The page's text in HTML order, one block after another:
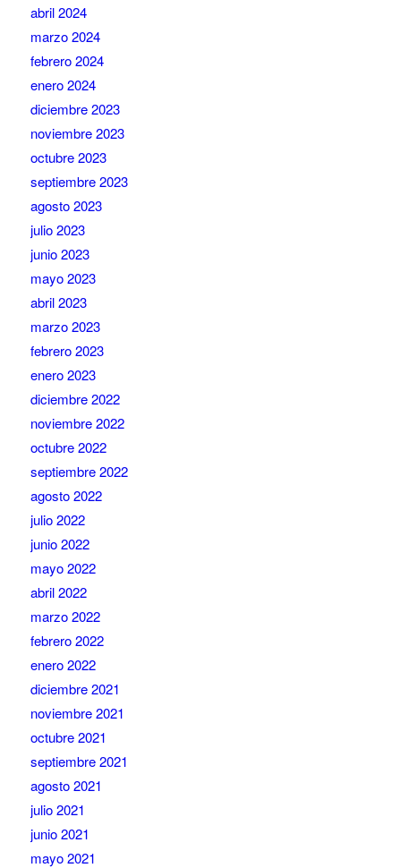
abril 2024
marzo 2024
febrero 2024
enero 2024
diciembre 2023
noviembre 2023
octubre 2023
septiembre 2023
agosto 2023
julio 2023
junio 2023
mayo 2023
abril 2023
marzo 2023
febrero 2023
enero 2023
diciembre 2022
noviembre 2022
octubre 2022
septiembre 2022
agosto 2022
julio 2022
junio 2022
mayo 2022
abril 2022
marzo 2022
febrero 2022
enero 2022
diciembre 2021
noviembre 2021
octubre 2021
septiembre 2021
agosto 2021
julio 2021
junio 2021
mayo 2021